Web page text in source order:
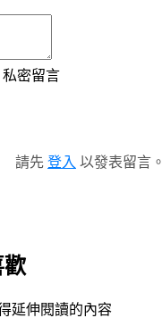
私密留言
請先 登入 以發表留言。
歡
延伸閱讀的內容